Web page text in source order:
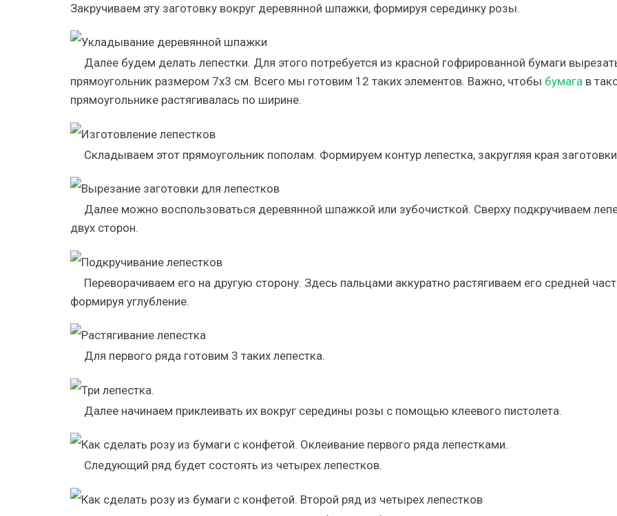
Закручиваем эту заготовку вокруг деревянной шпажки, формируя серединку розы.
Далее будем делать лепестки. Для этого потребуется из красной гофрированной бумаги
прямоугольник размером 7х3 см. Всего мы готовим 12 таких элементов. Важно, чтобы бумага в
прямоугольнике растягивалась по ширине.
Складываем этот прямоугольник пополам. Формируем контур лепестка, закругляя края
Далее можно воспользоваться деревянной шпажкой или зубочисткой. Сверху подкручиваем
двух сторон.
Переворачиваем его на другую сторону. Здесь пальцами аккуратно растягиваем его средней
формируя углубление.
Для первого ряда готовим 3 таких лепестка.
Далее начинаем приклеивать их вокруг середины розы с помощью клеевого пистолета.
Следующий ряд будет состоять из четырех лепестков.